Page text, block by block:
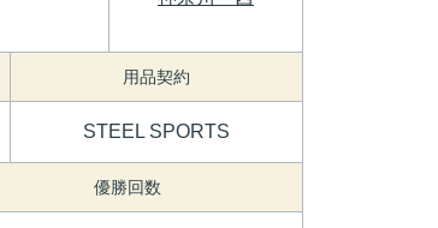
用品契約
STEEL SPORTS
優勝回数